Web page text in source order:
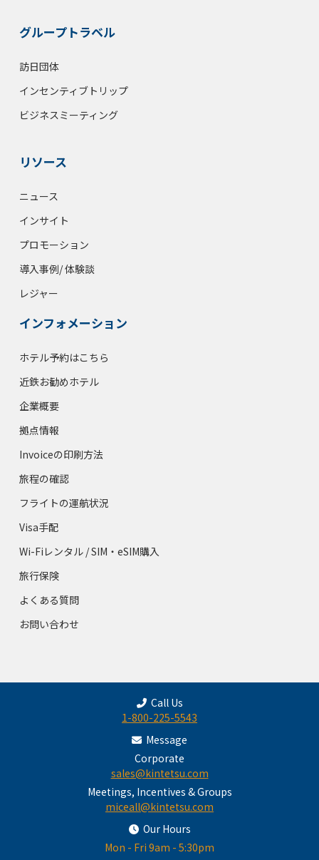
グループトラベル
訪日団体
インセンティブトリップ
ビジネスミーティング
リソース
ニュース
インサイト
プロモーション
導入事例/ 体験談
レジャー
インフォメーション
ホテル予約はこちら
近鉄お勧めホテル
企業概要
拠点情報
Invoiceの印刷方法
旅程の確認
フライトの運航状況
Visa手配
Wi-Fiレンタル / SIM・eSIM購入
旅行保険
よくある質問
お問い合わせ
Call Us
1-800-225-5543
Message
Corporate
sales@kintetsu.com
Meetings, Incentives & Groups
miceall@kintetsu.com
Our Hours
Mon - Fri 9am - 5:30pm